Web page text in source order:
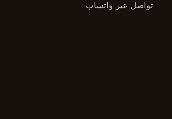
تواصل عبر واتساب